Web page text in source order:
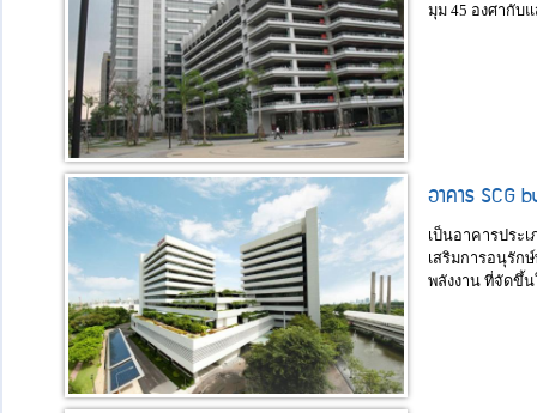
มุม 45 องศากับ
อาคาร SCG
เป็นอาคารประ
เสริมการอนุรัก
พลังงาน ที่จัดขึ้น